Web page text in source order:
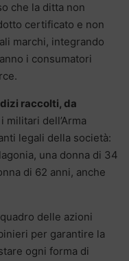
che la ditta non
certificato e non
marchi, integrando
i consumatori
raccolti, da
i militari dell’Arma
legali della società:
una donna di 34
di 62 anni, anche
delle azioni
per garantire la
ogni forma di